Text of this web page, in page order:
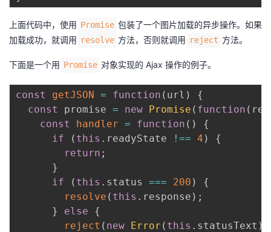
上面代码中，使用 Promise 包装了一个图片加载的异步操作。如果
加载成功，就调用 resolve 方法，否则就调用 reject 方法。
下面是一个用 Promise 对象实现的 Ajax 操作的例子。
const getJSON = function ( url )
{
const
promise = new Promise ( function (
const
handler = function ( )
{
if
( this . readyState !== 4 )
{
return ;
}
if
( this . status === 200 )
{
resolve ( this . response ) ;
}
else
{
reject ( new Error ( this . statusText )